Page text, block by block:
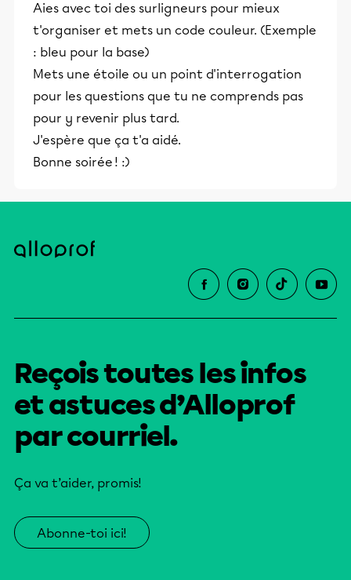
Aies avec toi des surligneurs pour mieux
t'organiser et mets un code couleur. (Exemple
: bleu pour la base)
Mets une étoile ou un point d'interrogation
pour les questions que tu ne comprends pas
pour y revenir plus tard.
J'espère que ça t'a aidé.
Bonne soirée ! :)
Reçois toutes les infos
et astuces d’Alloprof
par courriel.
Ça va t’aider, promis!
Abonne-toi ici!